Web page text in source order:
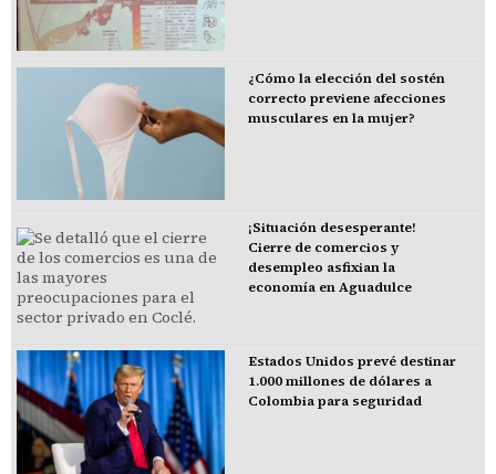
¿Cómo la elección del sostén
correcto previene afecciones
musculares en la mujer?
¡Situación desesperante!
Cierre de comercios y
desempleo asfixian la
economía en Aguadulce
Estados Unidos prevé destinar
1.000 millones de dólares a
Colombia para seguridad